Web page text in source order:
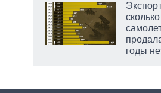
сколько
годы